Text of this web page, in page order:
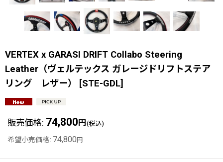
VERTEX x GARASI DRIFT Collabo Steering
Leather（ヴェルテックス ガレージドリフトステア
リング レザー）
[STE-GDL]
販売価格: 74,800 円 (税込)
希望小売価格: 74,800 円